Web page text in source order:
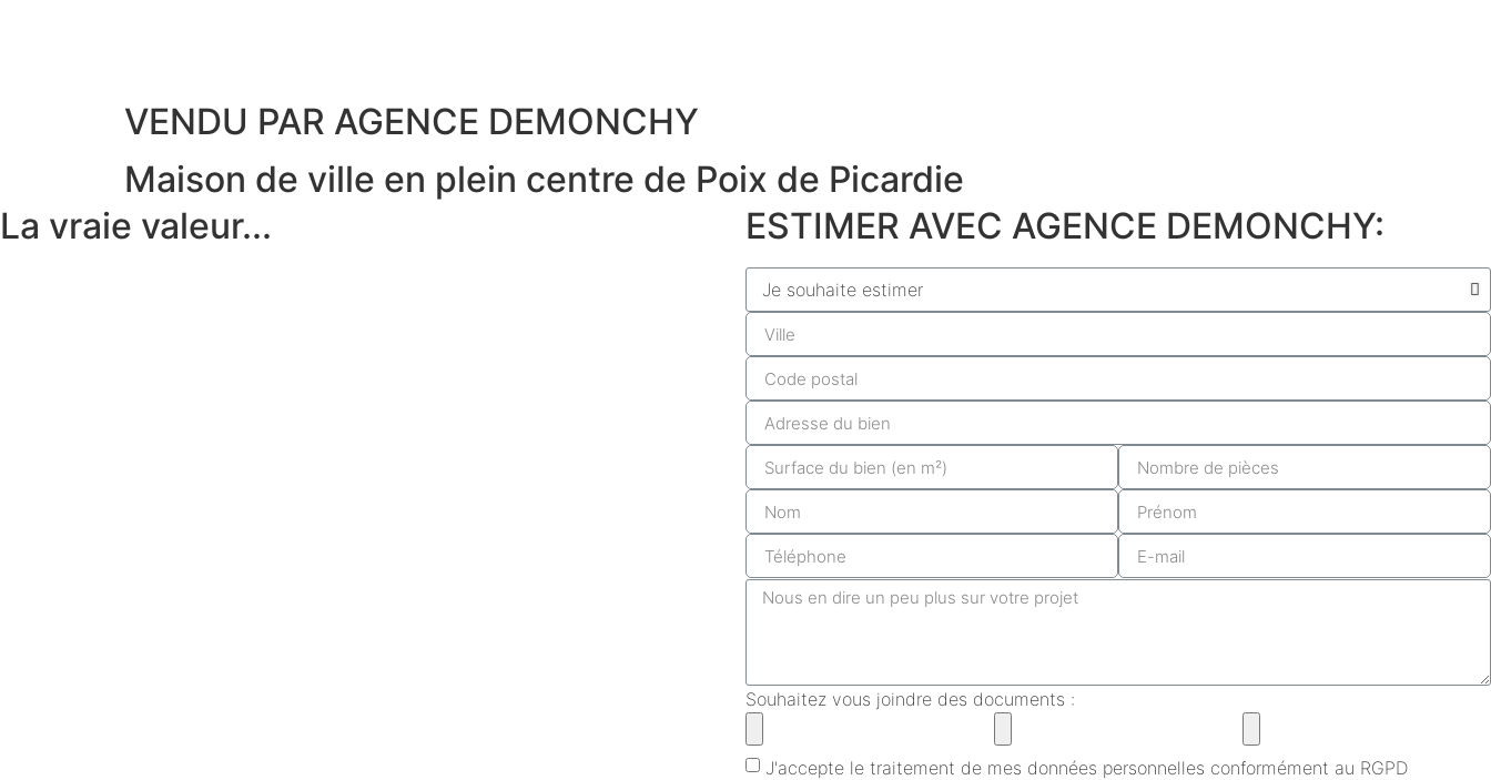
VENDU PAR AGENCE DEMONCHY
Maison de ville en plein centre de Poix de Picardie
La vraie valeur...
ESTIMER AVEC AGENCE DEMONCHY:
Souhaitez vous joindre des documents :
J'accepte le traitement de mes données personnelles conformément au RGPD